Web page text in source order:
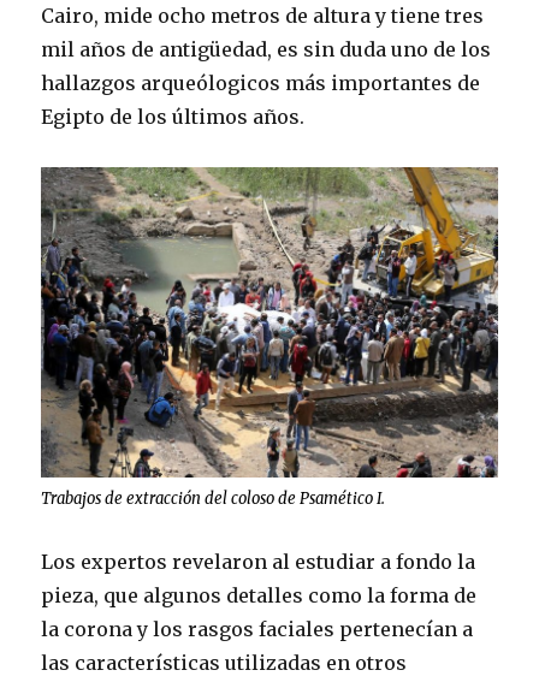
Cairo, mide ocho metros de altura y tiene tres
mil años de antigüedad, es sin duda uno de los
hallazgos arqueólogicos más importantes de
Egipto de los últimos años.
Trabajos de extracción del coloso de Psamético I.
Los expertos revelaron al estudiar a fondo la
pieza, que algunos detalles como la forma de
la corona y los rasgos faciales pertenecían a
las características utilizadas en otros